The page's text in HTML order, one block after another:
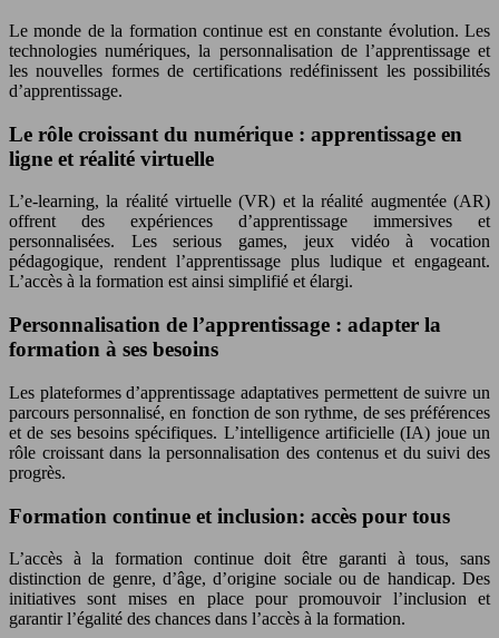
Le monde de la formation continue est en constante évolution. Les
technologies numériques, la personnalisation de l’apprentissage et
les nouvelles formes de certifications redéfinissent les possibilités
d’apprentissage.
Le rôle croissant du numérique : apprentissage en
ligne et réalité virtuelle
L’e-learning, la réalité virtuelle (VR) et la réalité augmentée (AR)
offrent des expériences d’apprentissage immersives et
personnalisées. Les serious games, jeux vidéo à vocation
pédagogique, rendent l’apprentissage plus ludique et engageant.
L’accès à la formation est ainsi simplifié et élargi.
Personnalisation de l’apprentissage : adapter la
formation à ses besoins
Les plateformes d’apprentissage adaptatives permettent de suivre un
parcours personnalisé, en fonction de son rythme, de ses préférences
et de ses besoins spécifiques. L’intelligence artificielle (IA) joue un
rôle croissant dans la personnalisation des contenus et du suivi des
progrès.
Formation continue et inclusion: accès pour tous
L’accès à la formation continue doit être garanti à tous, sans
distinction de genre, d’âge, d’origine sociale ou de handicap. Des
initiatives sont mises en place pour promouvoir l’inclusion et
garantir l’égalité des chances dans l’accès à la formation.